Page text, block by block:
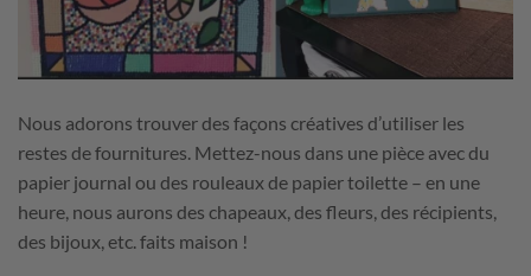
Nous adorons trouver des façons créatives d’utiliser les
restes de fournitures. Mettez-nous dans une pièce avec du
papier journal ou des rouleaux de papier toilette – en une
heure, nous aurons des chapeaux, des fleurs, des récipients,
des bijoux, etc. faits maison !